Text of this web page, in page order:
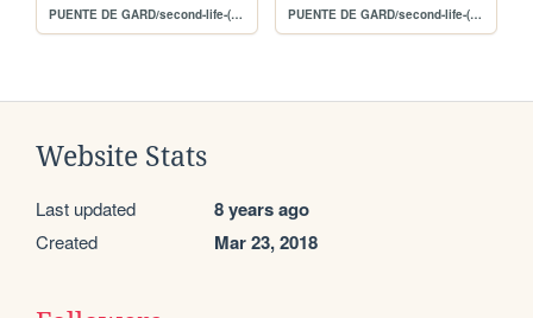
PUENTE DE GARD/second-life-(français) PUENTE DE GARD/second-life-(espa)
Website Stats
Last updated 8 years ago
Created Mar 23, 2018